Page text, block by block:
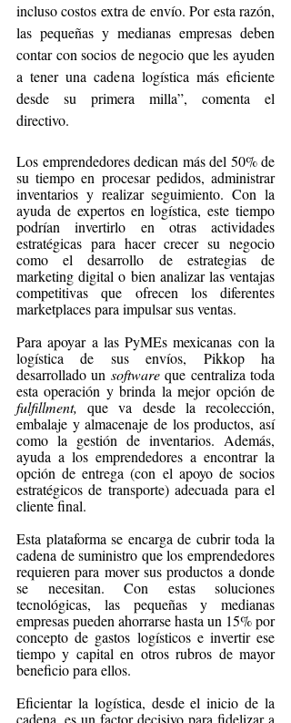
incluso costos extra de envío. Por esta razón,
las pequeñas y medianas empresas deben
contar con socios de negocio que les ayuden
a tener una cadena logística más eficiente
desde su primera milla”, comenta el
directivo.
Los emprendedores dedican más del 50% de
su tiempo en procesar pedidos, administrar
inventarios y realizar seguimiento. Con la
ayuda de expertos en logística, este tiempo
podrían invertirlo en otras actividades
estratégicas para hacer crecer su negocio
como el desarrollo de estrategias de
marketing digital o bien analizar las ventajas
competitivas que ofrecen los diferentes
marketplaces para impulsar sus ventas.
Para apoyar a las PyMEs mexicanas con la
logística de sus envíos, Pikkop ha
desarrollado un software que centraliza toda
fulfillment, que va desde la recolección,
embalaje y almacenaje de los productos, así
como la gestión de inventarios. Además,
ayuda a los emprendedores a encontrar la
opción de entrega (con el apoyo de socios
estratégicos de transporte) adecuada para el
cliente final.
Esta plataforma se encarga de cubrir toda la
cadena de suministro que los emprendedores
requieren para mover sus productos a donde
se necesitan. Con estas soluciones
tecnológicas, las pequeñas y medianas
empresas pueden ahorrarse hasta un 15% por
concepto de gastos logísticos e invertir ese
tiempo y capital en otros rubros de mayor
beneficio para ellos.
Eficientar la logística, desde el inicio de la